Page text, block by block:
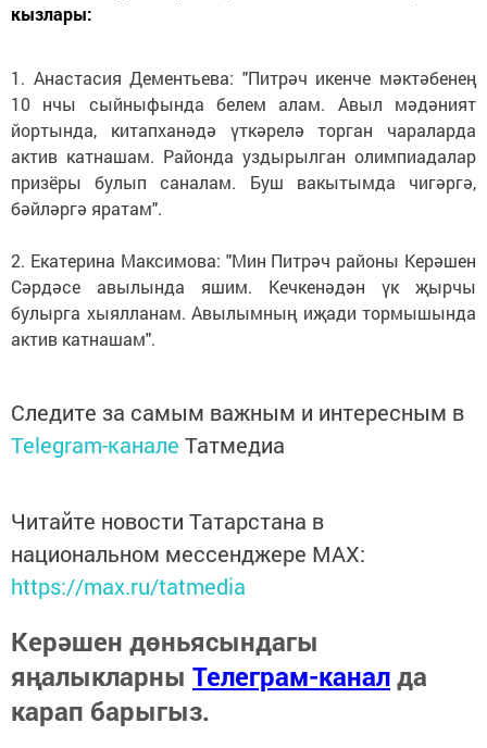
кызлары:
1. Анастасия Дементьева: "Питрәч икенче мәктәбенең
10 нчы сыйныфында белем алам. Авыл мәдәният
йортында, китапханәдә үткәрелә торган чараларда
актив катнашам. Районда уздырылган олимпиадалар
призёры булып саналам. Буш вакытымда чигәргә,
бәйләргә яратам".
2. Екатерина Максимова: "Мин Питрәч районы Керәшен
Сәрдәсе авылында яшим. Кечкенәдән үк җырчы
булырга хыялланам. Авылымның иҗади тормышында
актив катнашам".
Следите за самым важным и интересным в
Telegram-канале Татмедиа
Читайте новости Татарстана в
национальном мессенджере MАХ:
https://max.ru/tatmedia
Керәшен дөньясындагы
яңалыкларны Телеграм-каналда
карап барыгыз.